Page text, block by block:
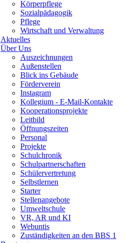
Körperpflege
Sozialpädagogik
Pflege
Wirtschaft und Verwaltung
Aktuelles
Über Uns
Auszeichnungen
Außenstellen
Blick ins Gebäude
Förderverein
Instagram
Kollegium - E-Mail-Kontakte
Kooperationsprojekte
Leitbild
Öffnungszeiten
Personal
Projekte
Schulchronik
Schulpartnerschaften
Schülervertretung
Selbstlernen
Starter
Stellenangebote
Umweltschule
VR, AR und KI
Webuntis
Zuständigkeiten an den BBS 1